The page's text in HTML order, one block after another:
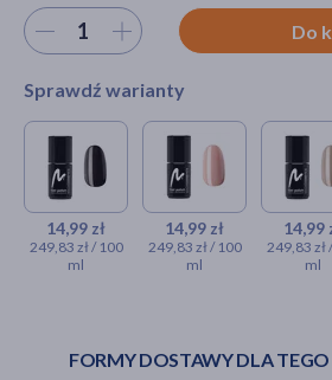
Hit
Wybierz ilość Do
Sprawdź warianty
14,99 zł
249,83 zł / 100
ml
Maga
lakier
BK0002, 6 ml
14,99 zł
249,83 zł / 100
ml
14,99
249,83 zł
ml
FORMY DOSTAWY DLA